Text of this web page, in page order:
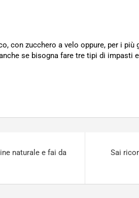
con zucchero a velo oppure, per i
se bisogna fare tre tipi di impasti
naturale e fai da
Sai